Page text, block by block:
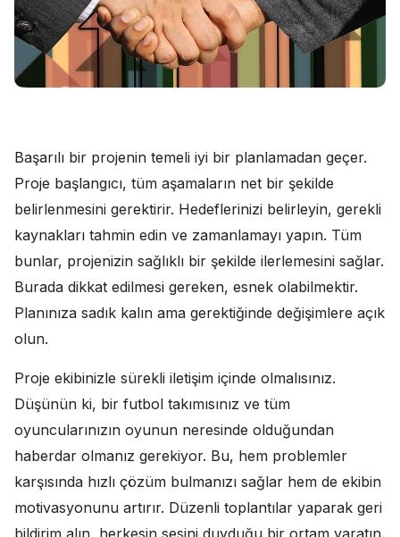
Başarılı bir projenin temeli iyi bir planlamadan geçer.
Proje başlangıcı, tüm aşamaların net bir şekilde
belirlenmesini gerektirir. Hedeflerinizi belirleyin, gerekli
kaynakları tahmin edin ve zamanlamayı yapın. Tüm
bunlar, projenizin sağlıklı bir şekilde ilerlemesini sağlar.
Burada dikkat edilmesi gereken, esnek olabilmektir.
Planınıza sadık kalın ama gerektiğinde değişimlere açık
olun.
Proje ekibinizle sürekli iletişim içinde olmalısınız.
Düşünün ki, bir futbol takımısınız ve tüm
oyuncularınızın oyunun neresinde olduğundan
haberdar olmanız gerekiyor. Bu, hem problemler
karşısında hızlı çözüm bulmanızı sağlar hem de ekibin
motivasyonunu artırır. Düzenli toplantılar yaparak geri
bildirim alın, herkesin sesini duyduğu bir ortam yaratın.